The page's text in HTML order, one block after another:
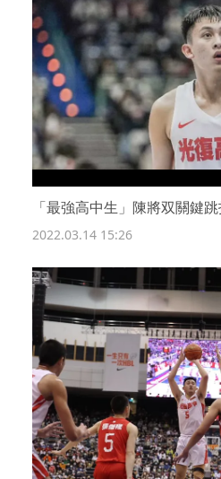
「最強高中生」陳將双關鍵
2022.03.14 15:26